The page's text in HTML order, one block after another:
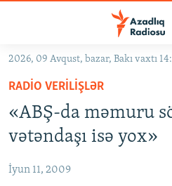
Əsas
qayıt
Əsas
naviqasiyaya
qayıt
Axtarışa
keç
GÜNDƏM
KORRUPSIOMETR
FƏRQƏ BAX
2026, 09 Avqust, bazar, Bakı vaxtı
RADIO VERILIŞLƏR
«ABŞ-da məmuru
vətəndaşı isə yox»
İyun 11, 2009